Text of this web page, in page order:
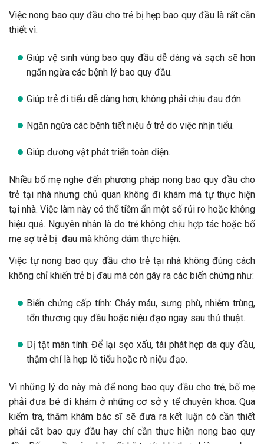
Việc nong bao quy đầu cho trẻ bị hẹp bao quy đầu là rất cần
thiết vì:
Giúp vệ sinh vùng bao quy đầu dễ dàng và sạch sẽ hơn
ngăn ngừa các bệnh lý bao quy đầu.
Giúp trẻ đi tiểu dễ dàng hơn, không phải chịu đau đớn.
Ngăn ngừa các bệnh tiết niệu ở trẻ do việc nhịn tiểu.
Giúp dương vật phát triển toàn diện.
Nhiều bố mẹ nghe đến phương pháp nong bao quy đầu cho
trẻ tại nhà nhưng chủ quan không đi khám mà tự thực hiện
tại nhà. Việc làm này có thể tiềm ẩn một số rủi ro hoặc không
hiệu quả. Nguyên nhân là do trẻ không chịu hợp tác hoặc bố
mẹ sợ trẻ bị đau mà không dám thực hiện.
Việc tự nong bao quy đầu cho trẻ tại nhà không đúng cách
không chỉ khiến trẻ bị đau mà còn gây ra các biến chứng như:
Biến chứng cấp tính: Chảy máu, sưng phù, nhiễm trùng,
tổn thương quy đầu hoặc niệu đạo ngay sau thủ thuật.
Dị tật mãn tính: Để lại sẹo xấu, tái phát hẹp da quy đầu,
thậm chí là hẹp lỗ tiểu hoặc rò niệu đạo.
Vì những lý do này mà để nong bao quy đầu cho trẻ, bố mẹ
phải đưa bé đi khám ở những cơ sở y tế chuyên khoa. Qua
kiểm tra, thăm khám bác sĩ sẽ đưa ra kết luận có cần thiết
phải cắt bao quy đầu hay chỉ cần thực hiện nong bao quy